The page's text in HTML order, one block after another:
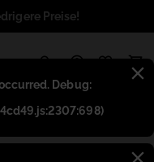
Debug:
Preise!